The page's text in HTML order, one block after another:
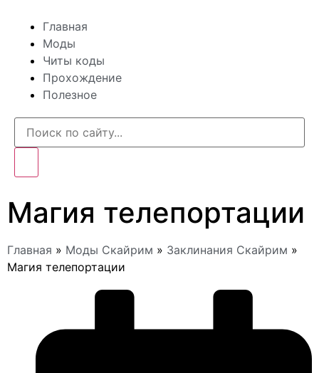
Главная
Моды
Читы коды
Прохождение
Полезное
Магия телепортации
Главная » Моды Скайрим » Заклинания Скайрим »
Магия телепортации